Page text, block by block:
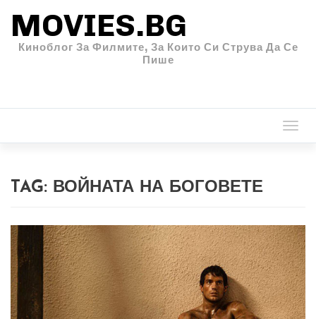
MOVIES.BG
Киноблог За Филмите, За Които Си Струва Да Се
Пише
TAG: ВОЙНАТА НА БОГОВЕТЕ